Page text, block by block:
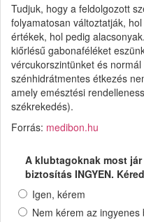
Tudjuk, hogy a feldolgozott
folyamatosan változtatják,
értékek, hol pedig
kiőrlésű gabonaféléket
vércukorszintünket és
szénhidrátmentes étkezés
amely emésztési
székrekedés).
Forrás: medibon.hu
A klubtagoknak most
biztosítás INGYEN.
Igen, kérem
Nem kérem az ingyenes